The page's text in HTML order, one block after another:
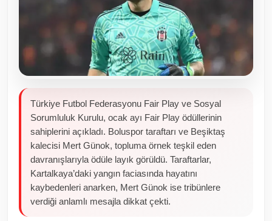
Kamu Kurumları ve Üst Kurullar
Resmi Reklamlar
Türkiye Futbol Federasyonu Fair Play ve Sosyal
Sorumluluk Kurulu, ocak ayı Fair Play ödüllerinin
sahiplerini açıkladı. Boluspor taraftarı ve Beşiktaş
kalecisi Mert Günok, topluma örnek teşkil eden
davranışlarıyla ödüle layık görüldü. Taraftarlar,
Kartalkaya’daki yangın faciasında hayatını
kaybedenleri anarken, Mert Günok ise tribünlere
verdiği anlamlı mesajla dikkat çekti.